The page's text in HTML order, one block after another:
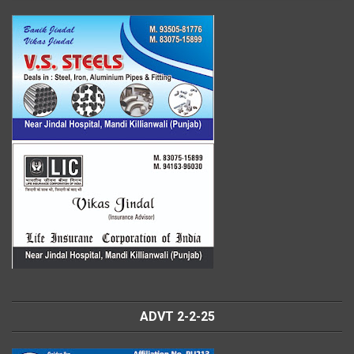
ADVT 2-2-25